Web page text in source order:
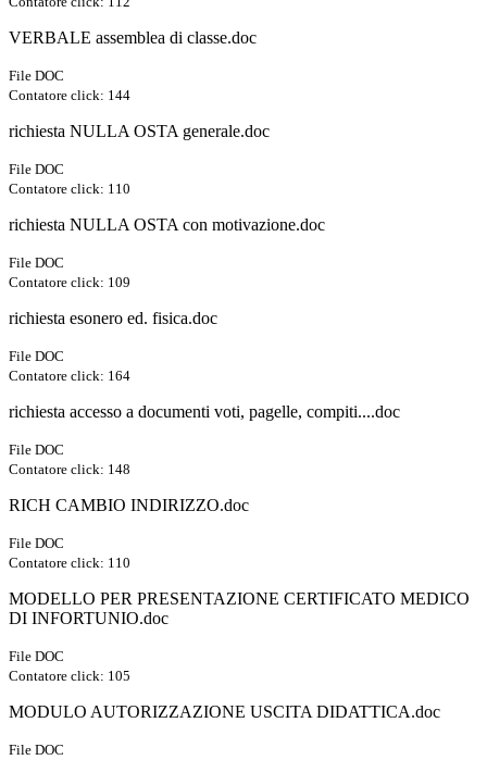
VERBALE assemblea di classe.doc
File DOC
Contatore click: 144
richiesta NULLA OSTA generale.doc
File DOC
Contatore click: 110
richiesta NULLA OSTA con motivazione.doc
File DOC
Contatore click: 109
richiesta esonero ed. fisica.doc
File DOC
Contatore click: 164
richiesta accesso a documenti voti, pagelle, compiti....doc
File DOC
Contatore click: 148
RICH CAMBIO INDIRIZZO.doc
File DOC
Contatore click: 110
MODELLO PER PRESENTAZIONE CERTIFICATO MEDICO
DI INFORTUNIO.doc
File DOC
Contatore click: 105
MODULO AUTORIZZAZIONE USCITA DIDATTICA.doc
File DOC